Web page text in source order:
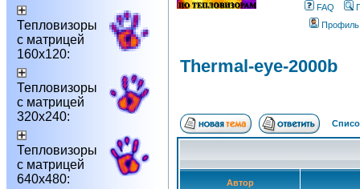
Тепловизоры
с матрицей
160х120:
Тепловизоры
с матрицей
320х240:
Тепловизоры
с матрицей
640х480:
FAQ
Профиль
Thermal-eye-2000b
Автор